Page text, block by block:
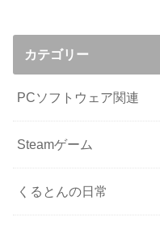
カテゴリー
PCソフトウェア関連
Steamゲーム
くるとんの日常